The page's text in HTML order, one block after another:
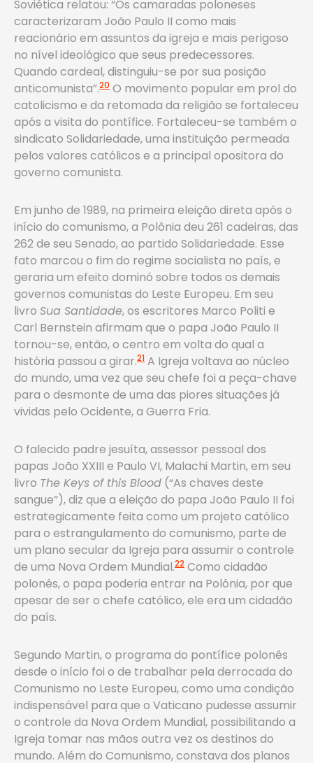
Soviética relatou: “Os camaradas poloneses
caracterizaram João Paulo II como mais
reacionário em assuntos da igreja e mais perigoso
no nível ideológico que seus predecessores.
Quando cardeal, distinguiu-se por sua posição
anticomunista”.20 O movimento popular em prol do
catolicismo e da retomada da religião se fortaleceu
após a visita do pontífice. Fortaleceu-se também o
sindicato Solidariedade, uma instituição permeada
pelos valores católicos e a principal opositora do
governo comunista.
Em junho de 1989, na primeira eleição direta após o
início do comunismo, a Polônia deu 261 cadeiras, das
262 de seu Senado, ao partido Solidariedade. Esse
fato marcou o fim do regime socialista no país, e
geraria um efeito dominó sobre todos os demais
governos comunistas do Leste Europeu. Em seu
livro Sua Santidade, os escritores Marco Politi e
Carl Bernstein afirmam que o papa João Paulo II
tornou-se, então, o centro em volta do qual a
história passou a girar.21 A Igreja voltava ao núcleo
do mundo, uma vez que seu chefe foi a peça-chave
para o desmonte de uma das piores situações já
vividas pelo Ocidente, a Guerra Fria.
O falecido padre jesuíta, assessor pessoal dos
papas João XXIII e Paulo VI, Malachi Martin, em seu
livro The Keys of this Blood (“As chaves deste
sangue”), diz que a eleição do papa João Paulo II foi
estrategicamente feita como um projeto católico
para o estrangulamento do comunismo, parte de
um plano secular da Igreja para assumir o controle
de uma Nova Ordem Mundial.22 Como cidadão
polonês, o papa poderia entrar na Polônia, por que
apesar de ser o chefe católico, ele era um cidadão
do país.
Segundo Martin, o programa do pontífice polonês
desde o início foi o de trabalhar pela derrocada do
Comunismo no Leste Europeu, como uma condição
indispensável para que o Vaticano pudesse assumir
o controle da Nova Ordem Mundial, possibilitando a
Igreja tomar nas mãos outra vez os destinos do
mundo. Além do Comunismo, constava dos planos